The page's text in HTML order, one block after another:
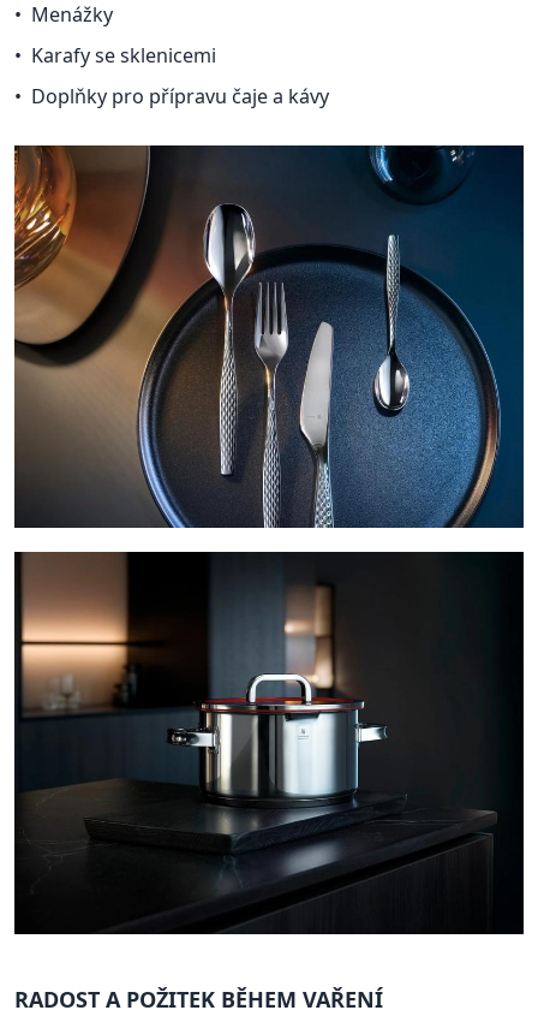
Menážky
Karafy se sklenicemi
Doplňky pro přípravu čaje a kávy
RADOST A POŽITEK BĚHEM VAŘENÍ